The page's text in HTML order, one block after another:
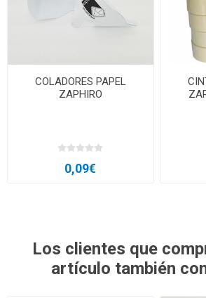
COLADORES PAPEL
ZAPHIRO
0,09€
Los clientes que
artículo también